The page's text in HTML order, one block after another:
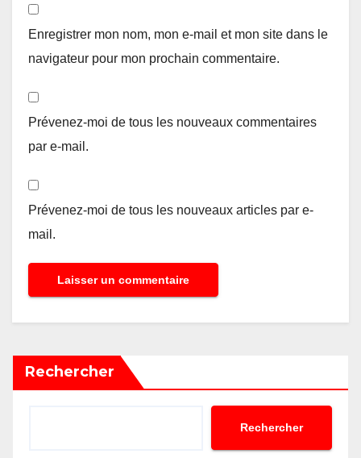
Enregistrer mon nom, mon e-mail et mon site dans le
navigateur pour mon prochain commentaire.
Prévenez-moi de tous les nouveaux commentaires
par e-mail.
Prévenez-moi de tous les nouveaux articles par e-
mail.
Rechercher
Rechercher